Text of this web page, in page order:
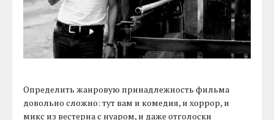
Определить жанровую принадлежность фильма
довольно сложно: тут вам и комедия, и хоррор, и
микс из вестерна с нуаром, и даже отголоски